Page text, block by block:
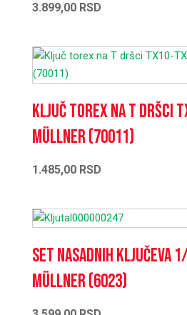
3.899,00 RSD
Ključ torex na T dršci
Müllner (70011)
1.485,00 RSD
Set nasadnih ključeva
Müllner (6023)